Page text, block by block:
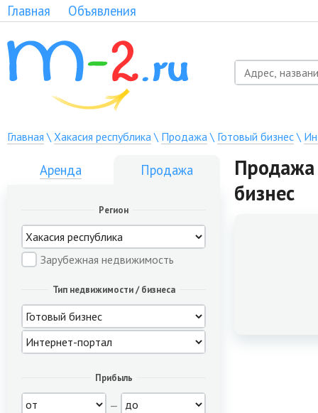
Главная Объявления
Главная \ Хакасия республика\ Продажа\ Готовый бизнес\
Аренда Продажа
Регион
Зарубежная недвижимость
Тип недвижимости / бизнеса
Прибыль
—
Продажа
бизнес